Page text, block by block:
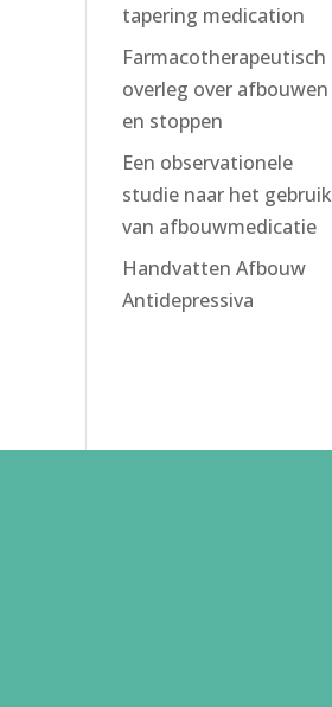
tapering medication
Farmacotherapeutisch
overleg over afbouwen
en stoppen
Een observationele
studie naar het gebruik
van afbouwmedicatie
Handvatten Afbouw
Antidepressiva